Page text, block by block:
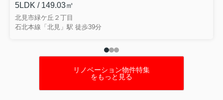
北見市で初めて中古戸建の購入を考え
さや積雪への不安も出てきやすいもの
です。さらに、新築やマンションと比
か、全体の流れや手続きで失敗しな...
5LDK / 149.03㎡
北見市緑ケ丘２丁目
石北本線「北見」駅 徒歩39分
リノベーション物件特集
をもっと見る